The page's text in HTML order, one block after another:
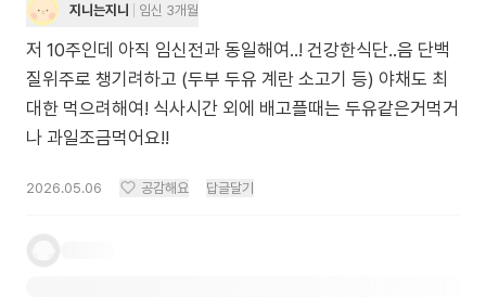
지니는지니 임신 3개월
저 10주인데 아직 임신전과 동일해여..! 건강한식단..음 단백
질위주로 챙기려하고 (두부 두유 계란 소고기 등) 야채도 최
대한 먹으려해여! 식사시간 외에 배고플때는 두유같은거먹거
나 과일조금먹어요!!
2026.05.06 공감해요 답글달기